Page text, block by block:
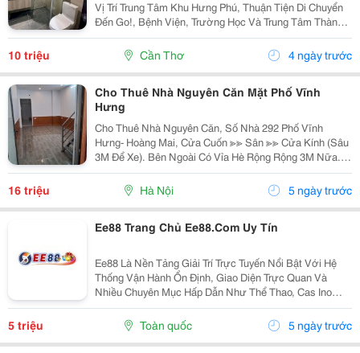
Vị Trí Trung Tâm Khu Hưng Phú, Thuận Tiện Di Chuyển
Đến Go!, Bệnh Viện, Trường Học Và Trung Tâm Thành
Phố. Tiện Ích Nội Khu: ✔ Hồ Bơi ✔ Phòng Gym ✔ Công
Viên ✔ Hầm Đỗ Xe ✔ Bảo Vệ 24/7...
10 triệu Cần Thơ 4 ngày trước
Cho Thuê Nhà Nguyên Căn Mặt Phố Vĩnh
Hưng
Cho Thuê Nhà Nguyên Căn, Số Nhà 292 Phố Vĩnh
Hưng- Hoàng Mai, Cửa Cuốn ≫≫ Sân ≫≫ Cửa Kính (Sâu
3M Để Xe). Bên Ngoài Có Vỉa Hè Rộng Rộng 3M Nữa.
Mặt Bằng Sàn ~ 100M2 Vừa Ở Vừa Kinh Doanh. Nhà 2
Tầng. Mỗi Tầng 1 Nhà Vệ Sinh. Đã Có Đầy Đủ...
16 triệu Hà Nội 5 ngày trước
Ee88 Trang Chủ Ee88.Com Uy Tín
Ee88 Là Nền Tảng Giải Trí Trực Tuyến Nổi Bật Với Hệ
Thống Vận Hành Ổn Định, Giao Diện Trực Quan Và
Nhiều Chuyên Mục Hấp Dẫn Như Thể Thao, Cas Ino
Trực Tuyến Cùng Các Trò Chơi Hiện Đại. Tốc Độ Xử Lý
Nhanh Và Trải Nghiệm Mượt Mà Trên Nhiều Thiết Bị...
5 triệu Toàn quốc 5 ngày trước